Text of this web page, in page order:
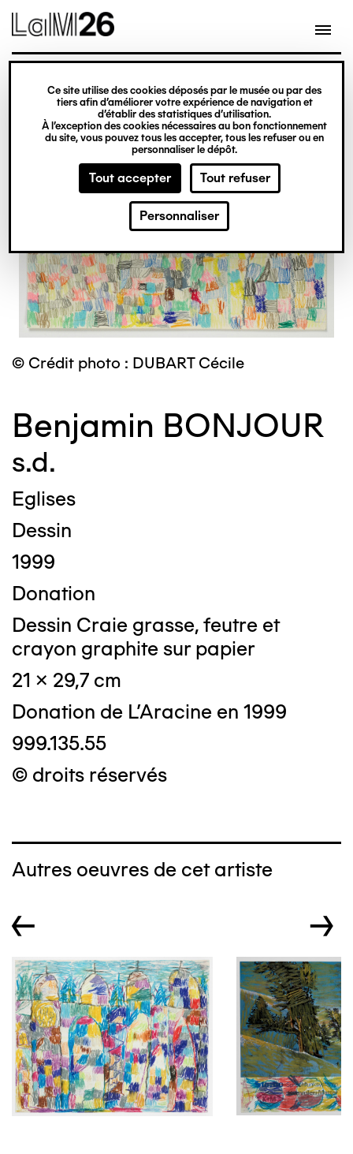
Gestion des cookies
Ce site utilise des cookies déposés par le musée ou par des
tiers afin d’améliorer votre expérience de navigation et
d’établir des statistiques d’utilisation.
À l’exception des cookies nécessaires au bon fonctionnement
du site, vous pouvez tous les accepter, tous les refuser ou en
personnaliser le dépôt.
Tout accepter Tout refuser
Personnaliser
contenu
© Crédit photo : DUBART Cécile
Benjamin BONJOUR
s.d.
Eglises
Dessin
1999
Donation
Dessin Craie grasse, feutre et
crayon graphite sur papier
21 x 29,7 cm
Donation de L'Aracine en 1999
999.135.55
© droits réservés
Autres oeuvres de cet artiste
← →